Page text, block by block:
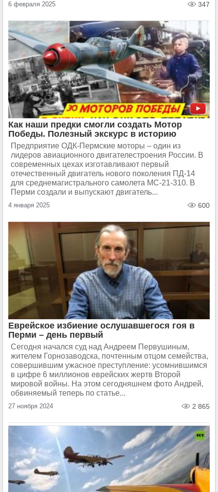
6 февраля 2025 347
Как наши предки смогли создать Мотор
Победы. Полезный экскурс в историю
Предприятие ОДК-Пермские моторы – один из
лидеров авиационного двигателестроения России. В
современных цехах изготавливают первый
отечественный двигатель нового поколения ПД-14
для среднемагистрального самолета МС-21-310. В
Перми создали и выпускают двигатель...
4 января 2025 600
Еврейское избиение ослушавшегося гоя в
Перми – день первый
Сегодня начался суд над Андреем Первушиным,
жителем Горнозаводска, почтенным отцом семейства,
совершившим ужасное преступление: усомнившимся
в цифре 6 миллионов еврейских жертв Второй
мировой войны. На этом сегодняшнем фото Андрей,
обвиняемый теперь по статье...
27 ноября 2024 2 865